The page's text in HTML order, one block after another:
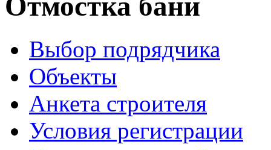
Отмостка бани
Выбор подрядчика
Объекты
Анкета строителя
Условия регистрации